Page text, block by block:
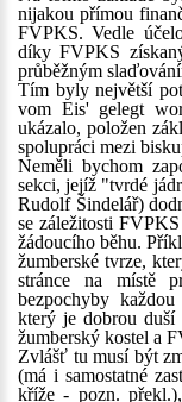
nijakou přímou
FVPKS. Vedle
díky FVPKS
průběžným
Tím byly největší
vom Eis' gelegt
ukázalo, položen
spolupráci mezi
Neměli bychom
sekci, jejíž "tvrdé
Rudolf Šindelář)
se záležitosti
žádoucího běhu.
žumberské tvrze,
stránce na místě
bezpochyby
který je dobrou
žumberský kostel a
Zvlášť tu musí být
(má i samostatné
kříže - pozn.